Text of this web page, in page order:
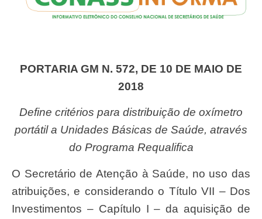
PORTARIA GM N. 572, DE 10 DE MAIO DE
2018
Define critérios para distribuição de oxímetro
portátil a Unidades Básicas de Saúde, através
do Programa Requalifica
O Secretário de Atenção à Saúde, no uso das
atribuições, e considerando o Título VII – Dos
Investimentos – Capítulo I – da aquisição de